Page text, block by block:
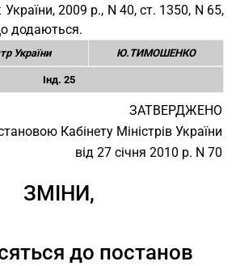
України, 2009 р., N 40, ст. 1350, N 65,
додаються.
України Ю.ТИМОШЕНКО
Інд. 25
ЗАТВЕРДЖЕНО
Кабінету Міністрів України
від 27 січня 2010 р. N 70
ЗМІНИ,
до постанов